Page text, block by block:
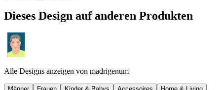
Dieses Design auf anderen Produkten
Alle Designs anzeigen von madrigenum